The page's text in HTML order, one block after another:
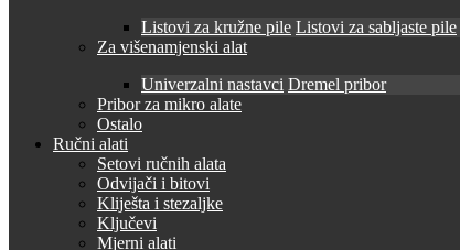
Listovi za kružne pile Listovi za sabljaste pile
Za višenamjenski alat
Univerzalni nastavci Dremel pribor
Pribor za mikro alate
Ostalo
Ručni alati
Setovi ručnih alata
Odvijači i bitovi
Kliješta i stezaljke
Ključevi
Mjerni alati